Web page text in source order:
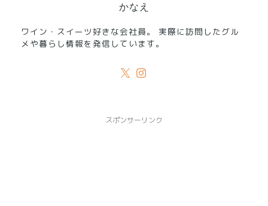
かなえ
ワイン・スイーツ好きな会社員。 実際に訪問したグル
メや暮らし情報を発信しています。
スポンサーリンク